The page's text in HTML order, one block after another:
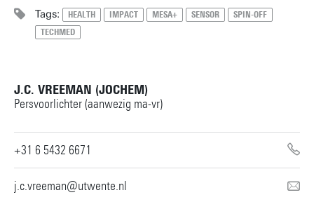
Tags: HEALTH IMPACT MESA+ SENSOR
SPIN-OFF
TECHMED
J.C. VREEMAN (JOCHEM)
Persvoorlichter (aanwezig ma-vr)
+31 6 5432 6671
j.c.vreeman@utwente.nl